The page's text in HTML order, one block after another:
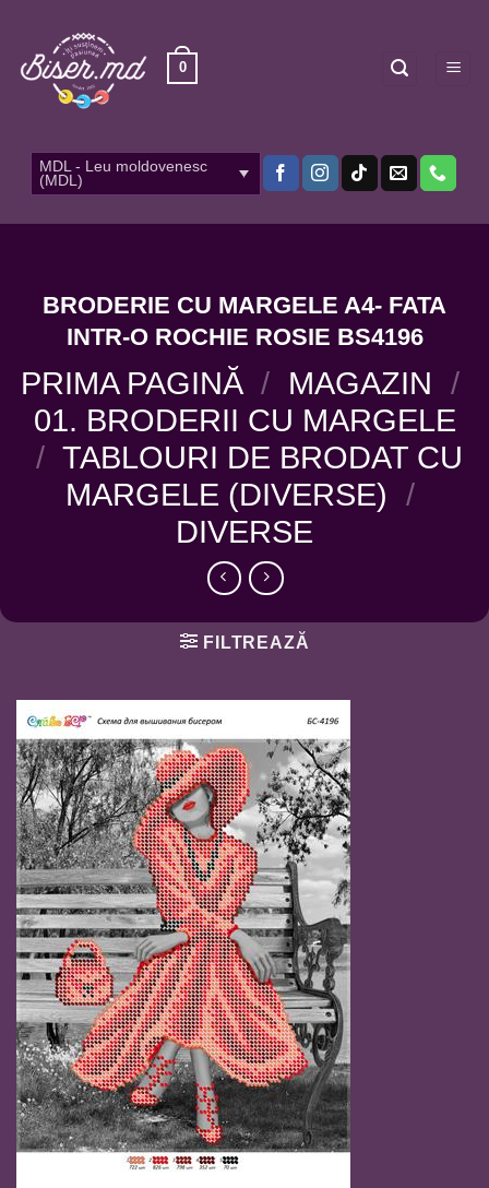
content
0
MDL - Leu moldovenesc
(MDL)
BRODERIE CU MARGELE A4- FATA
INTR-O ROCHIE ROSIE BS4196
PRIMA PAGINĂ / MAGAZIN /
01. BRODERII CU MARGELE
/ TABLOURI DE BRODAT CU
MARGELE (DIVERSE) /
DIVERSE
FILTREAZĂ